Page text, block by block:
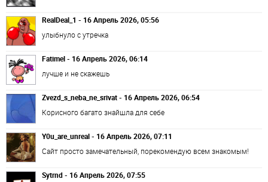
RealDeal_1 - 16 Апрель 2026, 05:56
улыбнуло с утречка
Fatimel - 16 Апрель 2026, 06:14
лучше и не скажешь
Zvezd_s_neba_ne_srivat - 16 Апрель 2026, 06:54
Корисного багато знайшла для себе
Y0u_are_unreal - 16 Апрель 2026, 07:11
Сайт просто замечательный, порекомендую всем знакомым!
Sytrnd - 16 Апрель 2026, 07:55